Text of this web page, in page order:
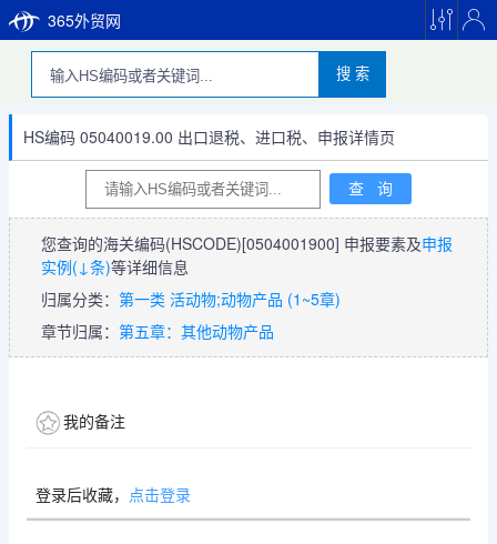
365外贸网
搜 索
HS编码 05040019.00 出口退税、进口税、申报详情页
您查询的海关编码(HSCODE)[0504001900] 申报要素及申报
实例(↓条)等详细信息
归属分类： 第一类 活动物;动物产品 (1~5章)
章节归属： 第五章：其他动物产品
我的备注
登录后收藏， 点击登录